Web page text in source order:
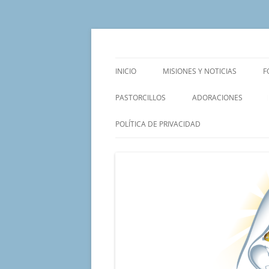
Saltar
INICIO MISIONES Y NOTICIAS
PASTORCILLOS ADORACIONES
POLÍTICA DE PRIVACIDAD